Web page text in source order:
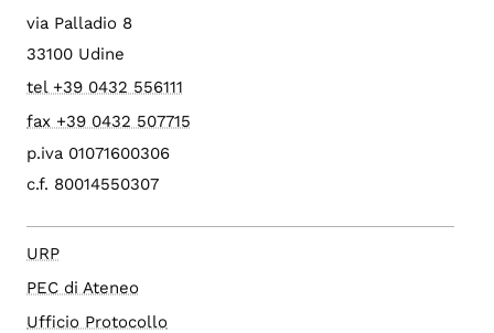
via Palladio 8
33100 Udine
tel +39 0432 556111
fax +39 0432 507715
p.iva 01071600306
c.f. 80014550307
URP
PEC di Ateneo
Ufficio Protocollo